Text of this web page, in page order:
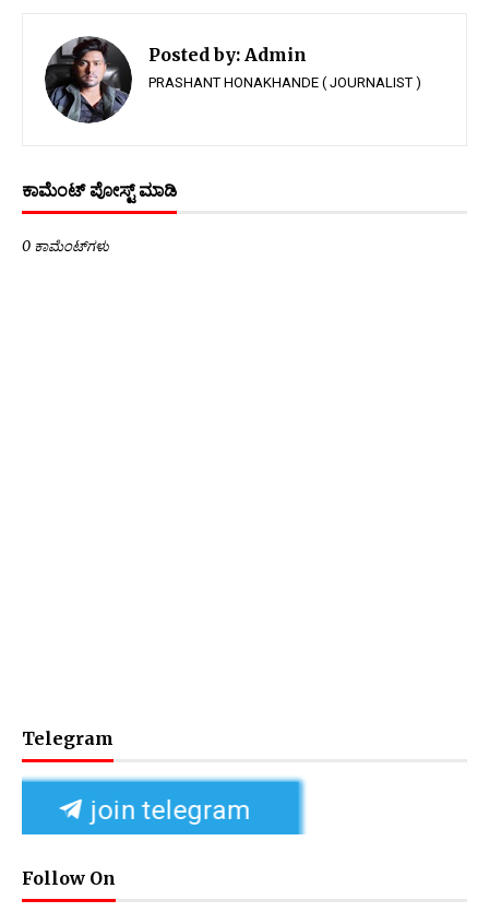
Posted by: Admin
PRASHANT HONAKHANDE ( JOURNALIST )
ಕಾಮೆಂಟ್‌‌ ಪೋಸ್ಟ್‌ ಮಾಡಿ
0 ಕಾಮೆಂಟ್‌ಗಳು
Telegram
join telegram
Follow On